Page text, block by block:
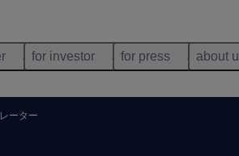
for investor for press about
ーター